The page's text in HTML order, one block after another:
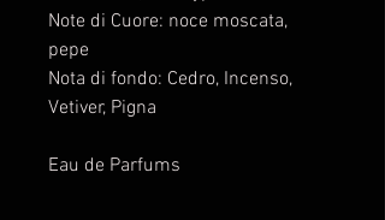
Note di Cuore: noce moscata,
pepe
Nota di fondo: Cedro, Incenso,
Vetiver, Pigna
Eau de Parfums